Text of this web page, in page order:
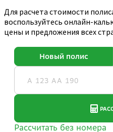
Для расчета стоимости
воспользуйтесь онлайн-
цены и предложения всех